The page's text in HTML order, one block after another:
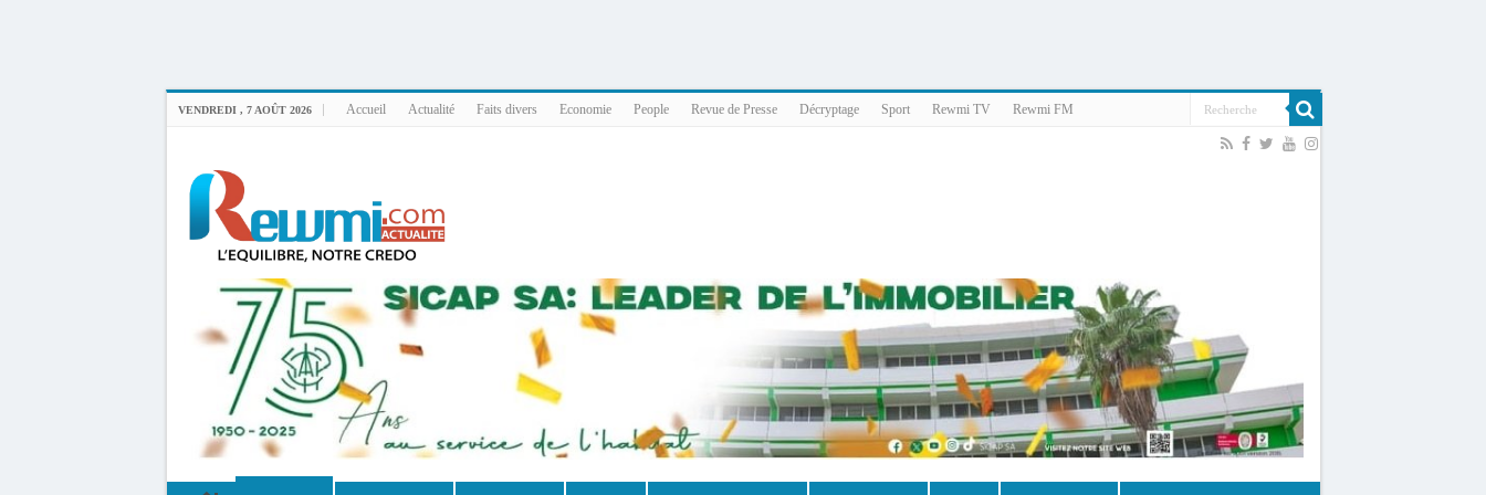
VENDREDI , 7 AOÛT 2026 Accueil Actualité Faits divers Economie People Revue de Presse Décryptage Sport Rewmi TV Rewmi FM